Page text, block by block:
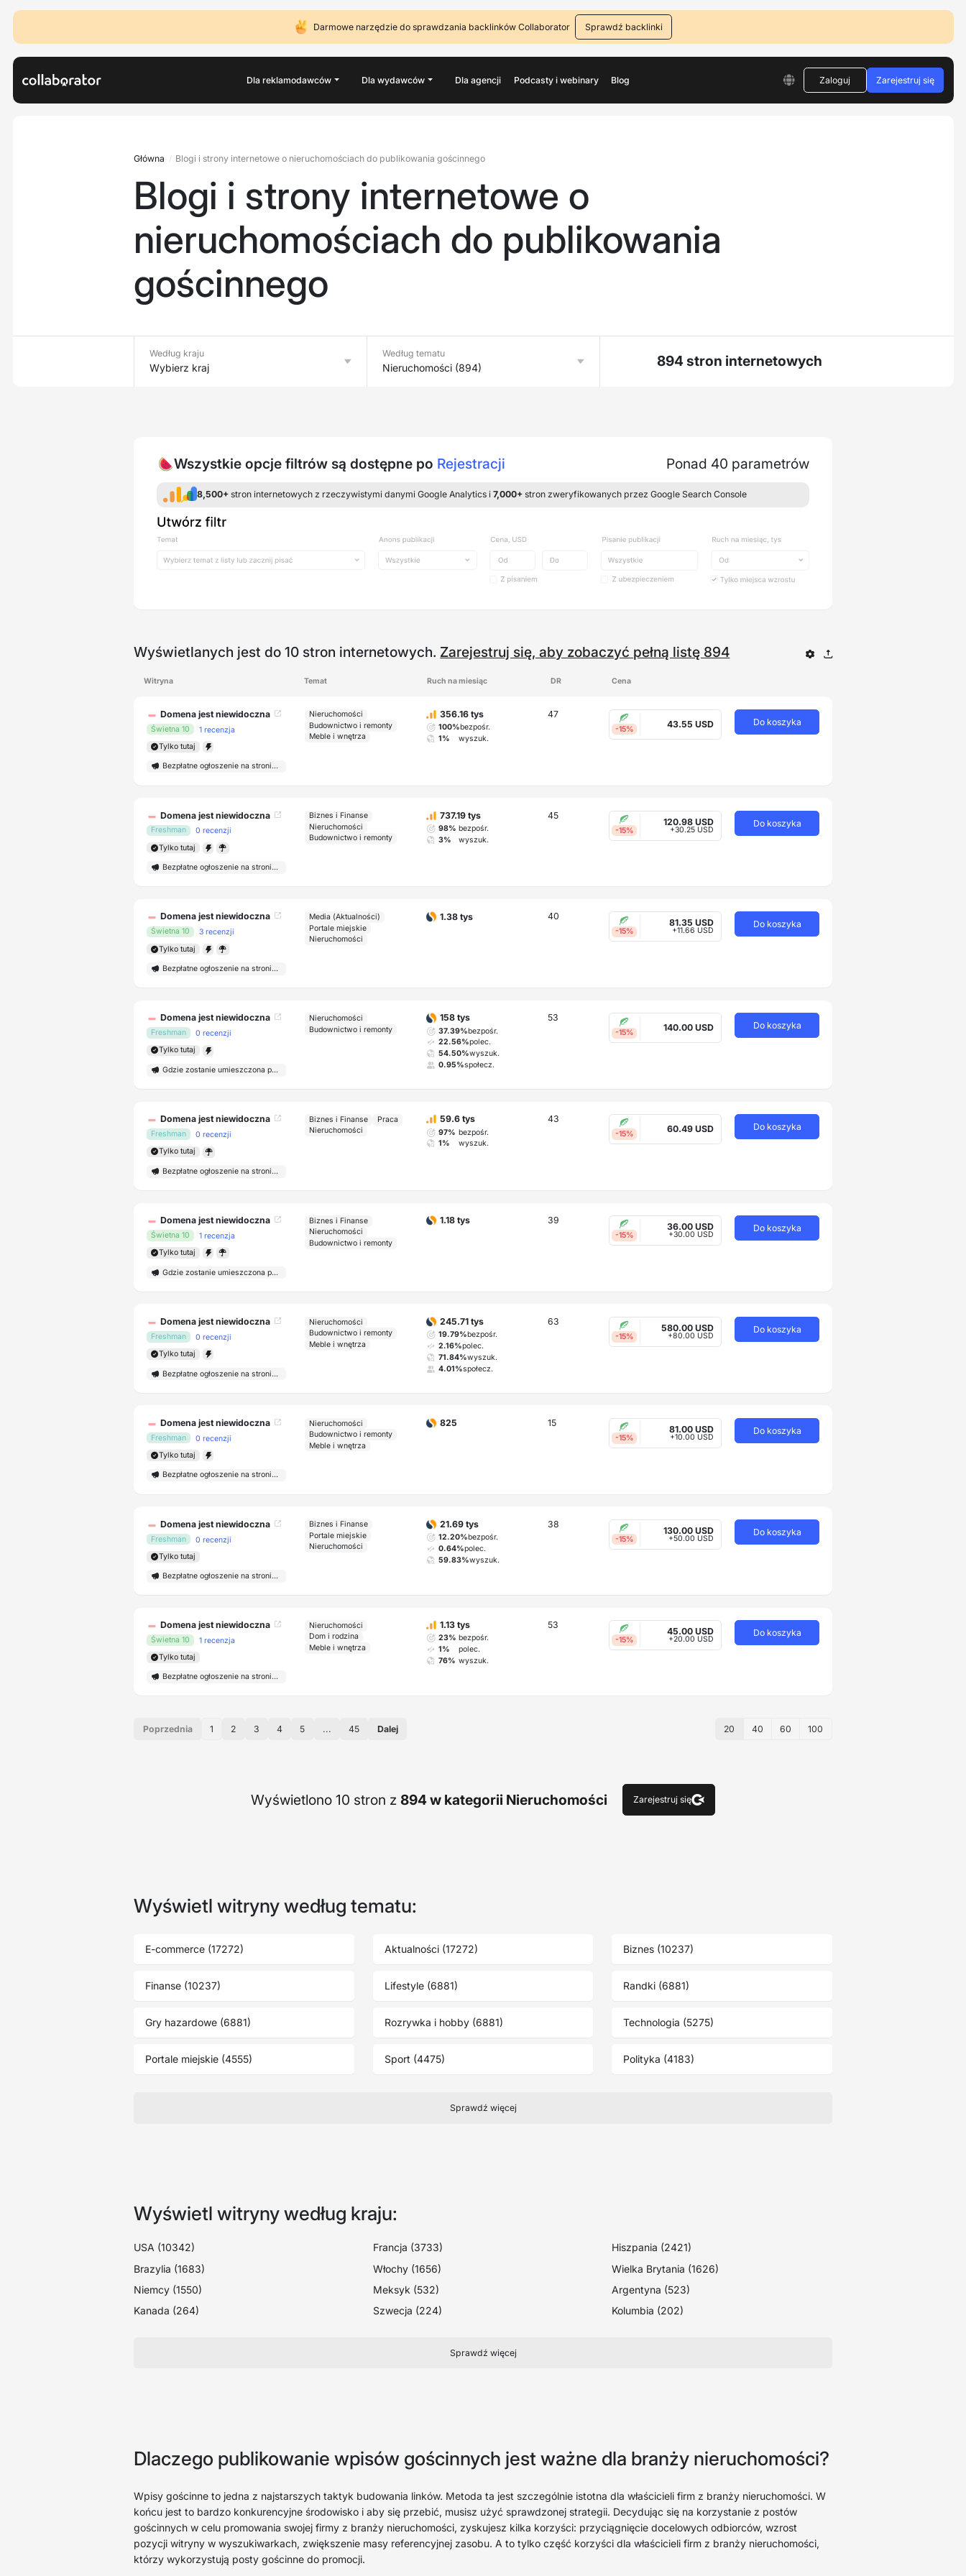
Darmowe narzędzie do sprawdzania backlinków Collaborator Sprawdź backlinki
Dla reklamodawców Dla wydawców Dla agencji Podcasty i webinary Blog Zaloguj Zarejestruj się
Główna Blogi i strony internetowe o nieruchomościach do publikowania gościnnego
Blogi i strony internetowe o
nieruchomościach do publikowania
gościnnego
Według kraju
Wybierz kraj
Według tematu
Nieruchomości (894) 894 stron internetowych
🍉Wszystkie opcje filtrów są dostępne po Rejestracji Ponad 40 parametrów
8,500+ stron internetowych z rzeczywistymi danymi Google Analytics i 7,000+ stron zweryfikowanych przez Google Search Console
Wyświetlanych jest do 10 stron internetowych. Zarejestruj się, aby zobaczyć pełną listę 894
Witryna Temat Ruch na miesiąc DR Cena
Domena jest niewidoczna
Świetna 10
1 recenzja
Tylko tutaj
Bezpłatne ogłoszenie na stronie głównej
Nieruchomości
Budownictwo i remonty
Meble i wnętrza
356.16 tys
100%bezpośr.
1%
wyszuk.
47
-15% 43.55 USD Do koszyka
Domena jest niewidoczna
Freshman
0 recenzji
Tylko tutaj
Bezpłatne ogłoszenie na stronie głównej
Biznes i Finanse
Nieruchomości
Budownictwo i remonty
737.19 tys
98% bezpośr.
3%
wyszuk.
45
-15%
120.98 USD
+30.25 USD
Do koszyka
Domena jest niewidoczna
Świetna 10
3 recenzji
Tylko tutaj
Bezpłatne ogłoszenie na stronie głównej
Media (Aktualności)
Portale miejskie
Nieruchomości
1.38 tys 40
-15%
81.35 USD
+11.66 USD
Do koszyka
Domena jest niewidoczna
Freshman
0 recenzji
Tylko tutaj
Gdzie zostanie umieszczona publikacja?
Nieruchomości
Budownictwo i remonty
158 tys
37.39%bezpośr.
22.56%polec.
54.50%wyszuk.
0.95%społecz.
53
-15% 140.00 USD Do koszyka
Domena jest niewidoczna
Freshman
0 recenzji
Tylko tutaj
Bezpłatne ogłoszenie na stronie głównej
Biznes i Finanse
Praca
Nieruchomości
59.6 tys
97% bezpośr.
1%
wyszuk.
43
-15% 60.49 USD Do koszyka
Domena jest niewidoczna
Świetna 10
1 recenzja
Tylko tutaj
Gdzie zostanie umieszczona publikacja?
Biznes i Finanse
Nieruchomości
Budownictwo i remonty
1.18 tys 39
-15%
36.00 USD
+30.00 USD
Do koszyka
Domena jest niewidoczna
Freshman
0 recenzji
Tylko tutaj
Bezpłatne ogłoszenie na stronie głównej
Nieruchomości
Budownictwo i remonty
Meble i wnętrza
245.71 tys
19.79%bezpośr.
2.16%polec.
71.84%wyszuk.
4.01%społecz.
63
-15%
580.00 USD
+80.00 USD
Do koszyka
Domena jest niewidoczna
Freshman
0 recenzji
Tylko tutaj
Bezpłatne ogłoszenie na stronie głównej
Nieruchomości
Budownictwo i remonty
Meble i wnętrza
825 15
-15%
81.00 USD
+10.00 USD
Do koszyka
Domena jest niewidoczna
Freshman
0 recenzji
Tylko tutaj
Bezpłatne ogłoszenie na stronie głównej
Biznes i Finanse
Portale miejskie
Nieruchomości
21.69 tys
12.20%bezpośr.
0.64%polec.
59.83%wyszuk.
38
-15%
130.00 USD
+50.00 USD
Do koszyka
Domena jest niewidoczna
Świetna 10
1 recenzja
Tylko tutaj
Bezpłatne ogłoszenie na stronie głównej
Nieruchomości
Dom i rodzina
Meble i wnętrza
1.13 tys
23% bezpośr.
1%
polec.
76% wyszuk.
53
-15%
45.00 USD
+20.00 USD
Do koszyka
Poprzednia 1 2 3 4 5 ... 45 Dalej 20 40 60 100
Wyświetlono 10 stron z 894 w kategorii Nieruchomości Zarejestruj się
Wyświetl witryny według tematu:
E-commerce (17272) Aktualności (17272) Biznes (10237)
Finanse (10237) Lifestyle (6881) Randki (6881)
Gry hazardowe (6881) Rozrywka i hobby (6881) Technologia (5275)
Portale miejskie (4555) Sport (4475) Polityka (4183)
Sprawdź więcej
Wyświetl witryny według kraju:
USA (10342) Francja (3733)
Hiszpania (2421)
Brazylia (1683)
Włochy (1656)
Wielka Brytania (1626)
Niemcy (1550)
Meksyk (532)
Argentyna (523)
Kanada (264)
Szwecja (224) Kolumbia (202)
Sprawdź więcej
Dlaczego publikowanie wpisów gościnnych jest ważne dla branży nieruchomości?
Wpisy gościnne to jedna z najstarszych taktyk budowania linków. Metoda ta jest szczególnie istotna dla właścicieli firm z branży nieruchomości. W
końcu jest to bardzo konkurencyjne środowisko i aby się przebić, musisz użyć sprawdzonej strategii. Decydując się na korzystanie z postów
gościnnych w celu promowania swojej firmy z branży nieruchomości, zyskujesz kilka korzyści: przyciągnięcie docelowych odbiorców, wzrost
pozycji witryny w wyszukiwarkach, zwiększenie masy referencyjnej zasobu. A to tylko część korzyści dla właścicieli firm z branży nieruchomości,
którzy wykorzystują posty gościnne do promocji.